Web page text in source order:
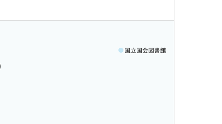
国立国会図書館